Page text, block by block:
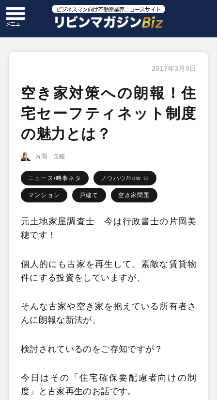
2017年3月8日
空き家対策への朗報！住
宅セーフティネット制度
の魅力とは？
片岡 美穂
ニュース/時事ネタ ノウハウ/how to
マンション 戸建て 空き家問題
元土地家屋調査士 今は行政書士の片岡美
穂です！
個人的にも古家を再生して、素敵な賃貸物
件にする投資をしていますが、
そんな古家や空き家を抱えている所有者さ
んに朗報な新法が、
検討されているのをご存知ですが？
今日はその「住宅確保要配慮者向けの制
度」と古家再生のお話です。